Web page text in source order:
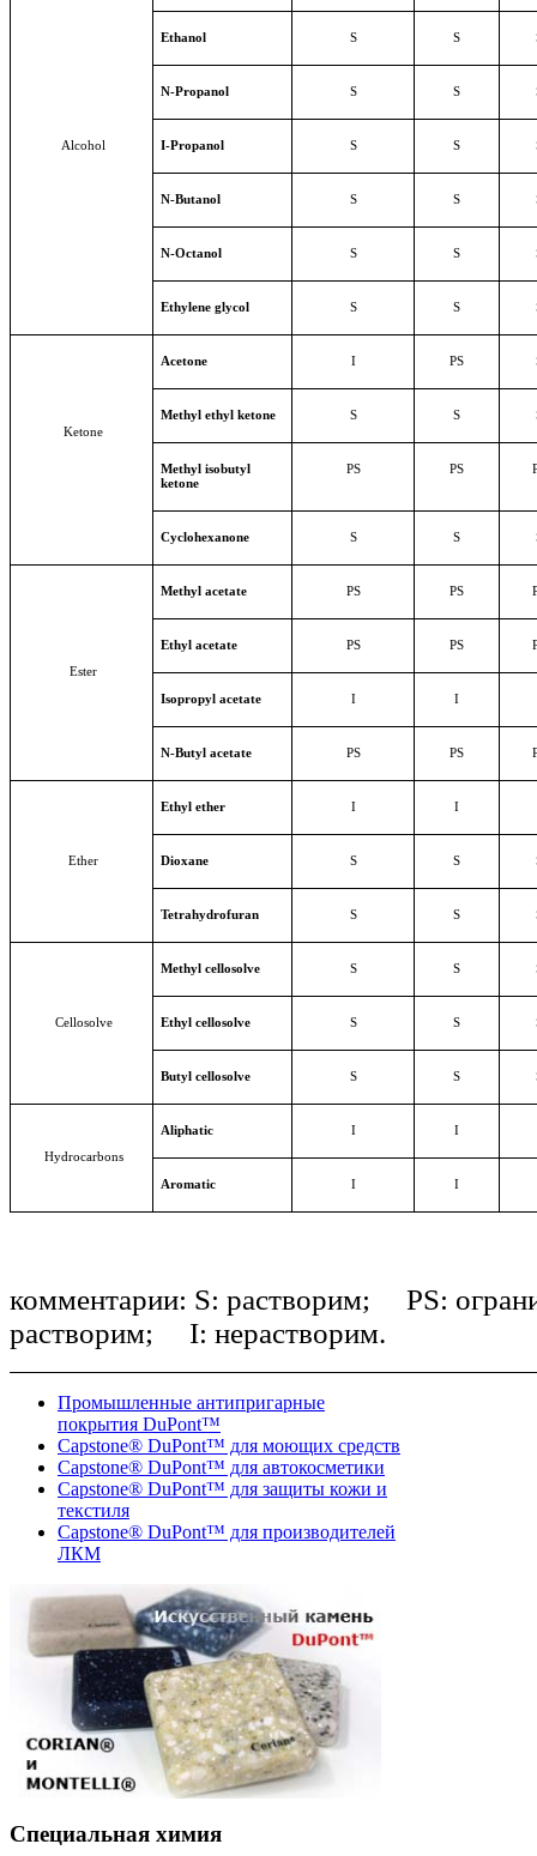
Alcohol
Ethanol S S
N-Propanol S S
I-Propanol S S
N-Butanol S S
N-Octanol S S
Ethylene glycol S S
Ketone
Acetone I PS
Methyl ethyl ketone S S
Methyl isobutyl
ketone
PS PS
Cyclohexanone S S
Ester
Methyl acetate PS PS
Ethyl acetate PS PS
Isopropyl acetate I I
N-Butyl acetate PS PS
Ether
Ethyl ether I I
Dioxane S S
Tetrahydrofuran S S
Cellosolve
Methyl cellosolve S S
Ethyl cellosolve S S
Butyl cellosolve S S
Hydrocarbons
Aliphatic I I
Aromatic I I
комментарии: S: растворим; PS:
растворим; I: нерастворим.
Промышленные антипригарные
покрытия DuPont™
Capstone® DuPont™ для моющих средств
Capstone® DuPont™ для автокосметики
Capstone® DuPont™ для защиты кожи и
текстиля
Capstone® DuPont™ для производителей
ЛКМ
Специальная химия